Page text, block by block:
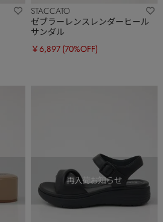
STACCATO
ゼブラーレンスレンダーヒール
サンダル
￥6,897 (70%OFF)